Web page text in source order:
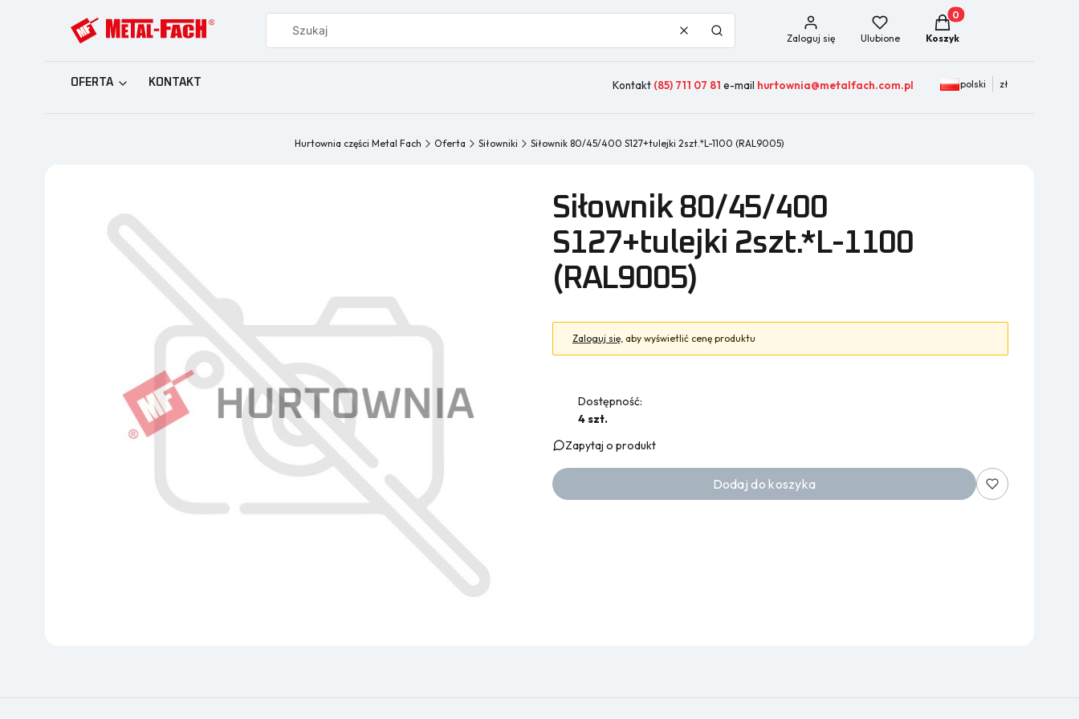
WyczyśćSzukaj Zaloguj się Ulubione
Produkty w koszyku: 0.
Koszyk
OFERTA KONTAKT Kontakt (85) 711 07 81 e-mail hurtownia@metalfach.com.pl polski zł
Hurtownia części Metal Fach Oferta Siłowniki Siłownik 80/45/400 S127+tulejki 2szt.*L-1100 (RAL9005)
Siłownik 80/45/400
S127+tulejki 2szt.*L-1100
(RAL9005)
Zaloguj się, aby wyświetlić cenę produktu
Dostępność:
4 szt.
Zapytaj o produkt
Dodaj do koszyka